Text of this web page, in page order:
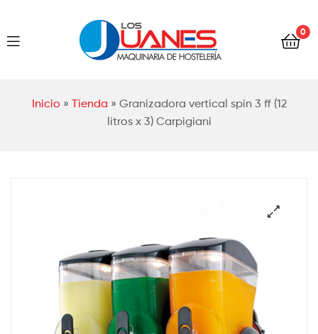
Los
0
Inicio » Tienda » Granizadora vertical spin 3 ff (12
litros x 3) Carpigiani
Los